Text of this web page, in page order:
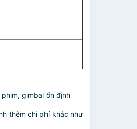
gimbal ổn định
thêm chi phí khác như